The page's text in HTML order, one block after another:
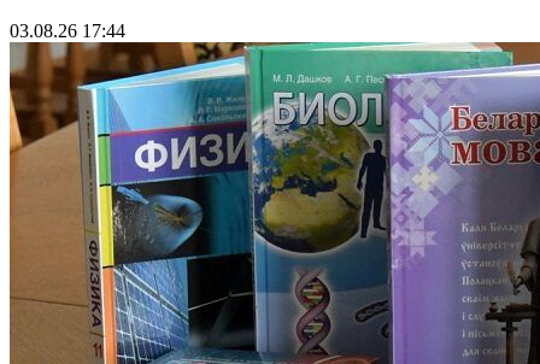
03.08.26 17:44